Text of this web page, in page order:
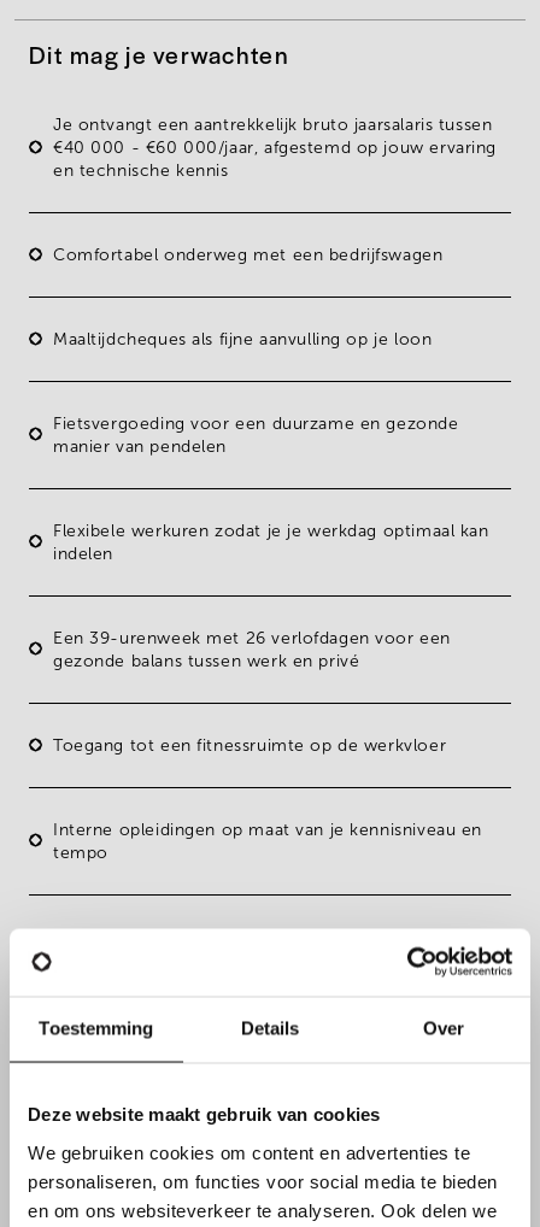
Toestemming Details Over
Deze website maakt gebruik van cookies
We gebruiken cookies om content en advertenties te
personaliseren, om functies voor social media te bieden
en om ons websiteverkeer te analyseren. Ook delen we
Dit mag je verwachten
Je ontvangt eenaantrekkelijk bruto jaarsalaris tussen
€40 000 - €60 000/jaar, afgestemd op jouw ervaring
en technische kennis
Comfortabel onderweg met een bedrijfswagen
Maaltijdcheques als fijne aanvulling op je loon
Fietsvergoeding voor een duurzame en gezonde
manier van pendelen
Flexibele werkuren zodat je je werkdag optimaal kan
indelen
Een 39-urenweek met 26 verlofdagen voor een
gezonde balans tussen werk en privé
Toegang tot een fitnessruimte op de werkvloer
Interne opleidingen op maat van je kennisniveau en
tempo